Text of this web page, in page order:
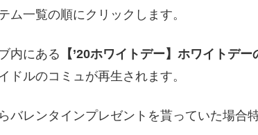
ム一覧の順にクリックします。
内にある 【’20ホワイトデー】ホワイトデー
ドルのコミュが再生されます。
バレンタインプレゼントを貰っていた場合